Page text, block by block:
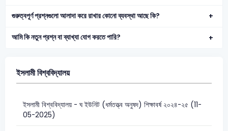
গুরুত্বপূর্ণ প্রশ্নগুলো আলাদা করে রাখার কোনো ব্যবস্থা আছে কি?
আমি কি নতুন প্রশ্ন বা ব্যাখ্যা যোগ করতে পারি?
ইসলামী বিশ্ববিদ্যালয়
ইসলামী বিশ্ববিদ্যালয় - ঘ ইউনিট (ধর্মতত্ত্ব অনুষদ) শিক্ষাবর্ষ ২০২৪-২৫ (11-
05-2025)